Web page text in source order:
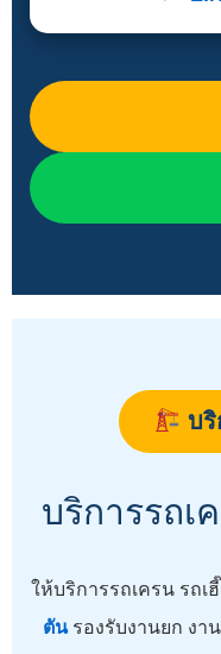
บริ
บริการรถเ
ให้บริการรถเครน รถเ
ตันรองรับงานยก งา